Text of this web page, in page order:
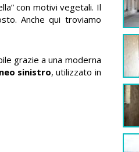
con motivi vegetali. Il
Anche qui troviamo
grazie a una moderna
sinistro, utilizzato in